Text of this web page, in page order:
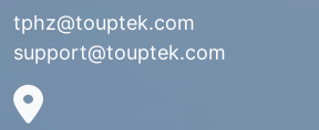
tphz@touptek.com
support@touptek.com